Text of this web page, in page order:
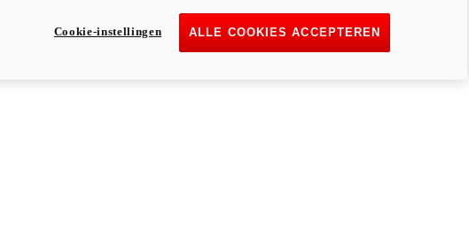
ALLE COOKIES ACCEPTEREN
Cookie-instellingen